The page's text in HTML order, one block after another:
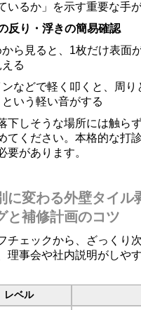
いるか」を示す重要な手
反り・浮きの簡易確認
ら見ると、1枚だけ表面
る
ンなどで軽く叩くと、周
という軽い音がする
下しそうな場所には触ら
てください。本格的な打
要があります。
に変わる外壁タイル
と補修計画のコツ
チェックから、ざっくり
理事会や社内説明がしや
レベル